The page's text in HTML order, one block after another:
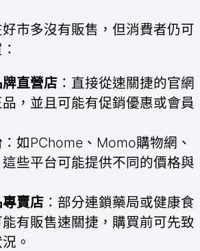
市多沒有販售，但消費者仍可
直營店 ：直接從速關捷的官網
，並且可能有促銷優惠或會員
：如PChome、Momo購物網、
些平台可能提供不同的價格與
賣店 ：部分連鎖藥局或健康食
有販售速關捷，購買前可先致
。